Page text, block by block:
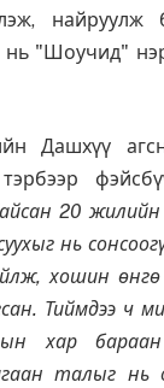
найруулж
нь "Шоучид"
Дашхүү
20
нь
хошин
Тиймдээ ч
хар
талыг нь